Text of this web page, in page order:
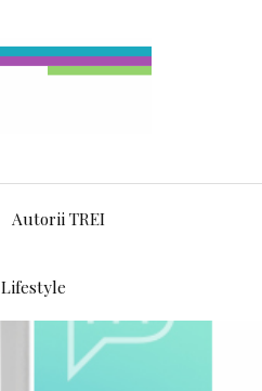
Autorii TREI
Lifestyle